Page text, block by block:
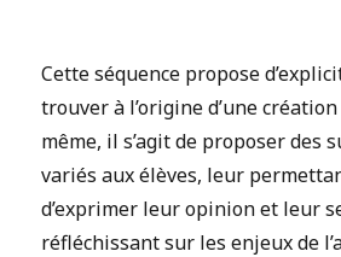
Cette séquence propose
trouver à l’origine d’une
même, il s’agit de proposer des
variés aux élèves, leur
d’exprimer leur opinion et leur
réfléchissant sur les enjeux de